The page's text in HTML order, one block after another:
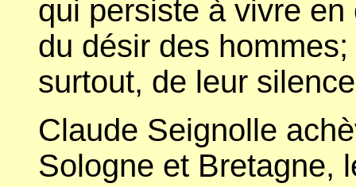
qui persiste à vivre
du désir des
surtout, de leur
Claude Seignolle
Sologne et Bretagne,